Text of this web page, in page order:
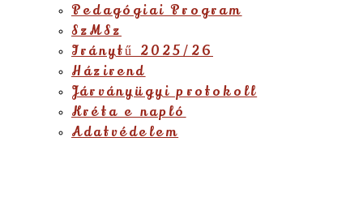
Pedagógiai Program
SzMSz
Iránytű 2025/26
Házirend
Járványügyi protokoll
Kréta e napló
Adatvédelem